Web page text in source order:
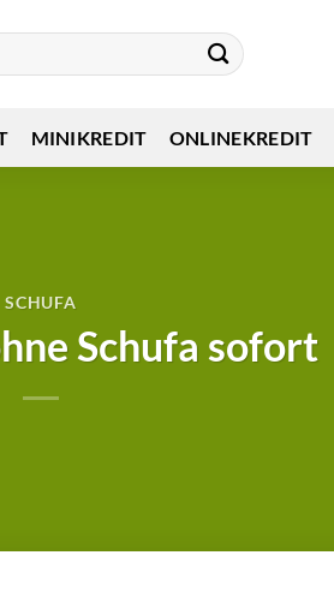
MINIKREDIT ONLINEKREDIT
SCHUFA
Schufa sofort